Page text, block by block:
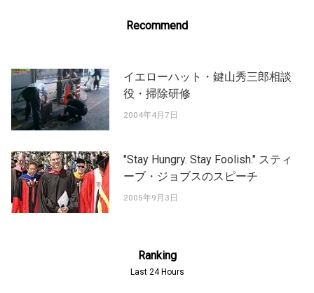
Recommend
イエローハット・鍵山秀三郎相談
役・掃除研修
2004年4月7日
"Stay Hungry. Stay Foolish." スティ
ーブ・ジョブスのスピーチ
2005年9月3日
Ranking
Last 24 Hours